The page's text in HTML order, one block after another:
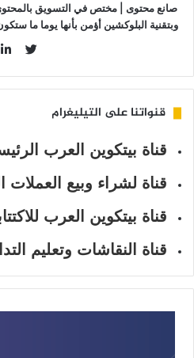
صانع محتوى | مختص في التسويق
وبتقنية البلوكشين أؤمن بأنها يوما ما
قنواتنا على التيليغرام
قناة بيتكوين العرب
قناة لشراء وبيع العملات
قناة بيتكوين العرب
قناة النقاشات وتعليم